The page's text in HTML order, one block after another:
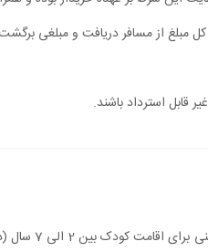
کل مبلغ از مسافر دریافت و مبلغی
قابل استرداد باشند.
اقامت کودک